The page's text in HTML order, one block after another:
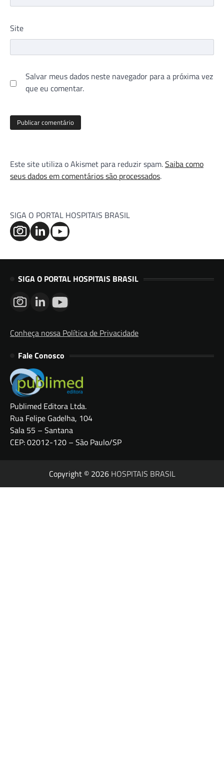
Site
Salvar meus dados neste navegador para a próxima vez
que eu comentar.
Este site utiliza o Akismet para reduzir spam.Saiba como
seus dados em comentários são processados.
SIGA O PORTAL HOSPITAIS BRASIL
SIGA O PORTAL HOSPITAIS BRASIL
Conheça nossa Política de Privacidade
Fale Conosco
Publimed Editora Ltda.
Rua Felipe Gadelha, 104
Sala 55 – Santana
CEP: 02012-120 – São Paulo/SP
Copyright © 2026 HOSPITAIS BRASIL